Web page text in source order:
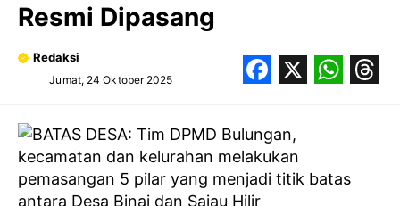
Resmi Dipasang
Redaksi
Jumat, 24 Oktober 2025